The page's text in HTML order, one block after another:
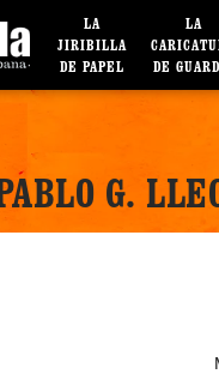
LA
JIRIBILLA
DE PAPEL
LA
DE
G.